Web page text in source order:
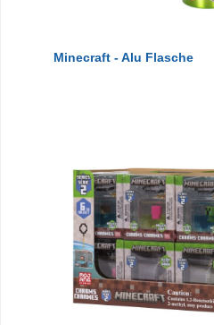
Minecraft - Alu Flasche